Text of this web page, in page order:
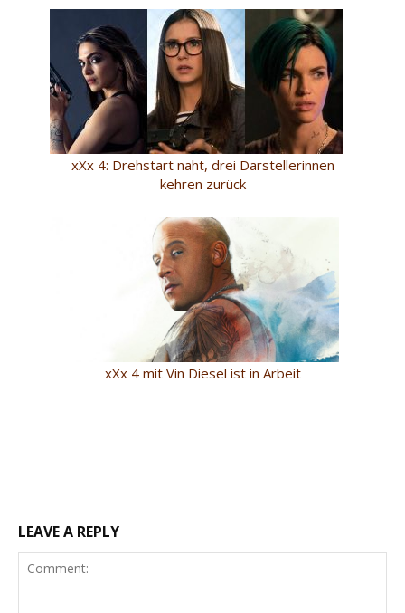
xXx 4: Drehstart naht, drei Darstellerinnen
kehren zurück
xXx 4 mit Vin Diesel ist in Arbeit
LEAVE A REPLY